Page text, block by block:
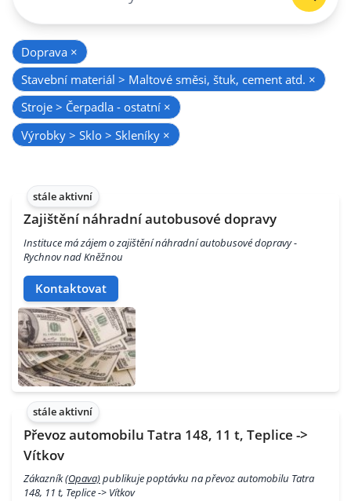
Doprava ×
Stavební materiál > Maltové směsi, štuk, cement atd. ×
Stroje > Čerpadla - ostatní ×
Výrobky > Sklo > Skleníky ×
stále aktivní
Zajištění náhradní autobusové dopravy
Instituce má zájem o zajištění náhradní autobusové dopravy -
Rychnov nad Kněžnou
Kontaktovat
stále aktivní
Převoz automobilu Tatra 148, 11 t, Teplice ->
Vítkov
Zákazník(Opava)publikuje poptávku na převoz automobilu Tatra
148, 11 t, Teplice -> Vítkov